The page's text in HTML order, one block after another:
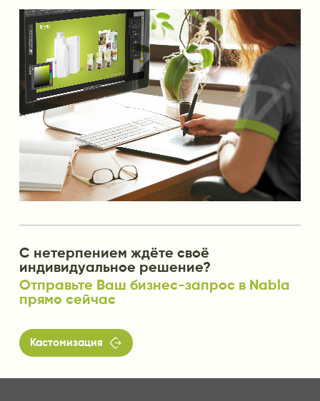
С нетерпением ждёте своё
индивидуальное решение?
Отправьте Ваш бизнес-запрос в Nabla
прямо сейчас
Кастомизация 